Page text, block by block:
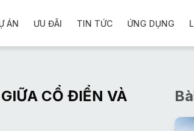
ÁN ƯU ĐÃI TIN TỨC ỨNG DỤNG
CỔ ĐIỂN VÀ